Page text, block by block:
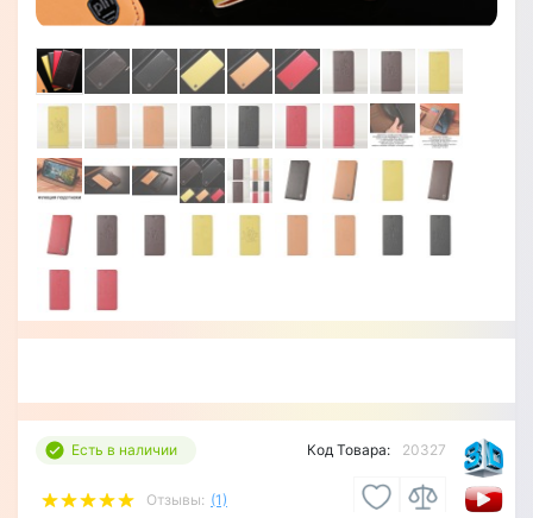
Есть в наличии
Отзывы: (1)
Код Товара: 20327